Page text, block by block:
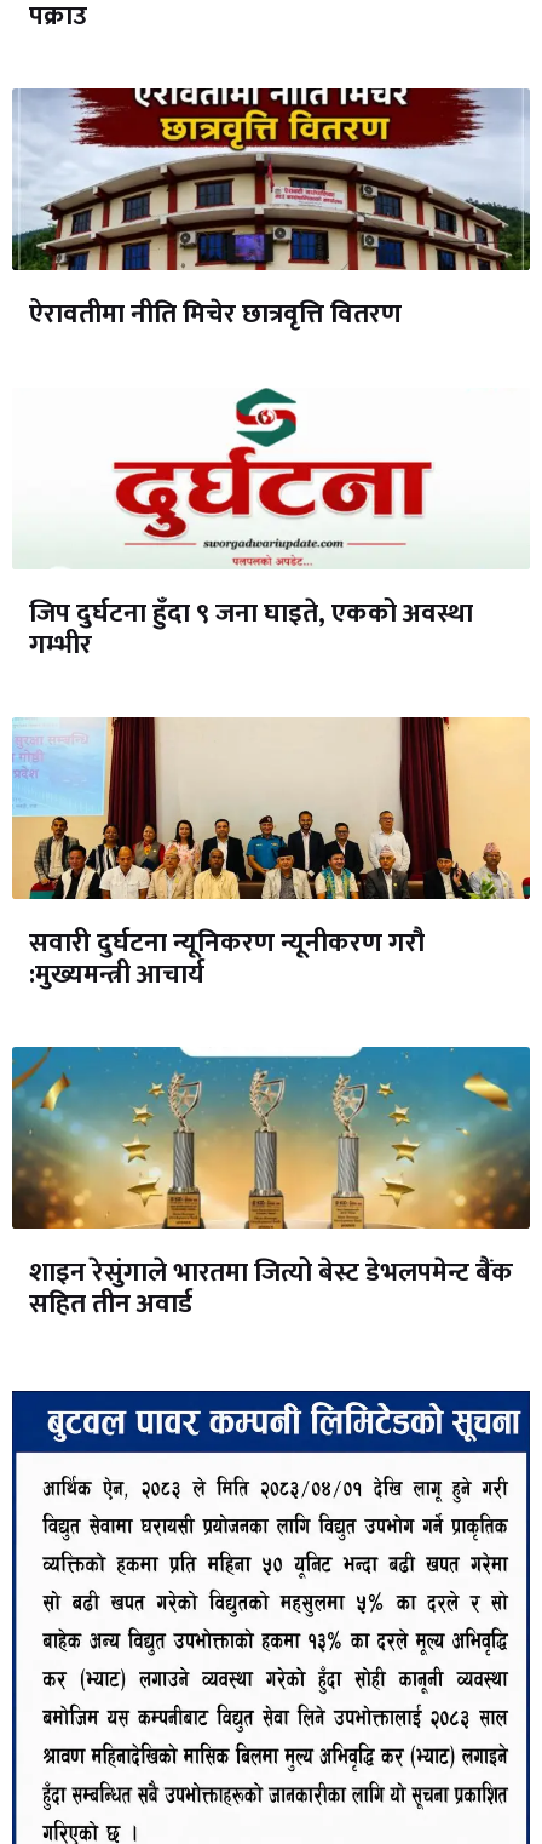
पक्राउ
ऐरावतीमा नीति मिचेर छात्रवृत्ति वितरण
जिप दुर्घटना हुँदा ९ जना घाइते, एकको अवस्था
गम्भीर
सवारी दुर्घटना न्यूनिकरण न्यूनीकरण गरौ
:मुख्यमन्त्री आचार्य
शाइन रेसुंगाले भारतमा जित्यो बेस्ट डेभलपमेन्ट बैंक
सहित तीन अवार्ड